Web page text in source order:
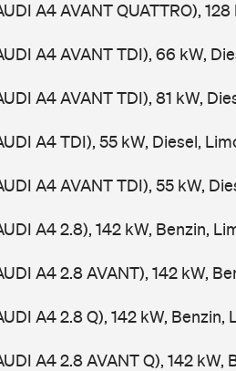
A4 AVANT QUATTRO),
A4 AVANT TDI), 66 kW,
A4 AVANT TDI), 81 kW,
A4 TDI), 55 kW, Diesel,
A4 AVANT TDI), 55 kW,
A4 2.8), 142 kW, Benzin,
A4 2.8 AVANT), 142 kW,
A4 2.8 Q), 142 kW, Benzin,
A4 2.8 AVANT Q), 142 kW,